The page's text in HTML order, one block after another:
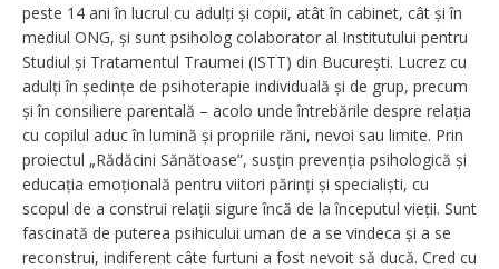
peste 14 ani în lucrul cu adulți și copii, atât în cabinet, cât și în
mediul ONG, și sunt psiholog colaborator al Institutului pentru
Studiul și Tratamentul Traumei (ISTT) din București. Lucrez cu
adulți în ședințe de psihoterapie individuală și de grup, precum
și în consiliere parentală – acolo unde întrebările despre relația
cu copilul aduc în lumină și propriile răni, nevoi sau limite. Prin
proiectul „Rădăcini Sănătoase”, susțin prevenția psihologică și
educația emoțională pentru viitori părinți și specialiști, cu
scopul de a construi relații sigure încă de la începutul vieții. Sunt
fascinată de puterea psihicului uman de a se vindeca și a se
reconstrui, indiferent câte furtuni a fost nevoit să ducă. Cred cu